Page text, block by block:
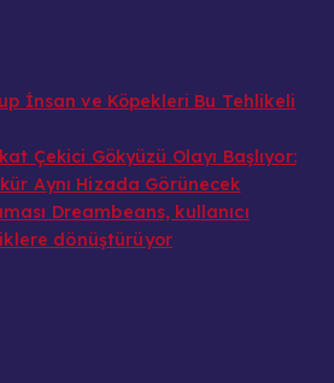
İnsan ve Köpekleri Bu Tehlikeli
Çekici Gökyüzü Olayı Başlıyor:
Aynı Hizada Görünecek
Dreambeans, kullanıcı
dönüştürüyor